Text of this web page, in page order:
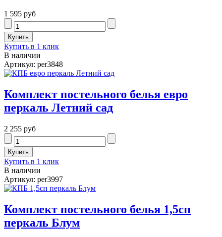
1 595 руб
Купить в 1 клик
В наличии
Артикул: per3848
Комплект постельного белья евро
перкаль Летний сад
2 255 руб
Купить в 1 клик
В наличии
Артикул: per3997
Комплект постельного белья 1,5сп
перкаль Блум